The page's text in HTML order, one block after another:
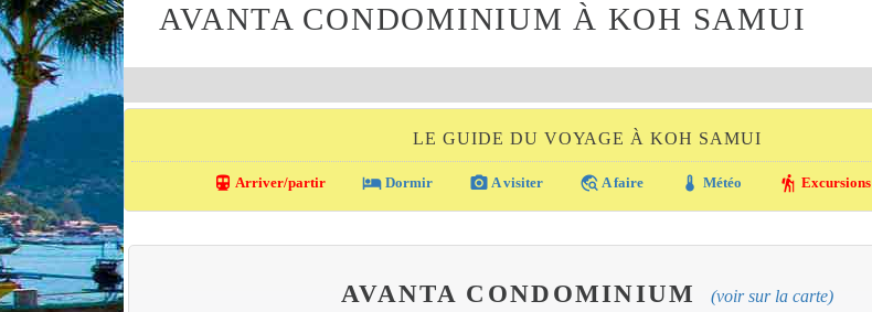
AVANTA CONDOMINIUM À KOH SAMUI
LE GUIDE DU VOYAGE À KOH SAMUI
directions_transit Arriver/partir local_hotel Dormir photo_camera A visiter travel_explore A faire thermostat Météo hiking Excursions
AVANTA CONDOMINIUM (voir sur la carte)